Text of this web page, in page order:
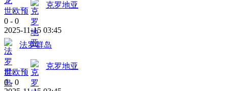
世欧预
克罗地亚
0 - 0
2025-11-15 03:45
法罗群岛
世欧预
克罗地亚
0 - 0